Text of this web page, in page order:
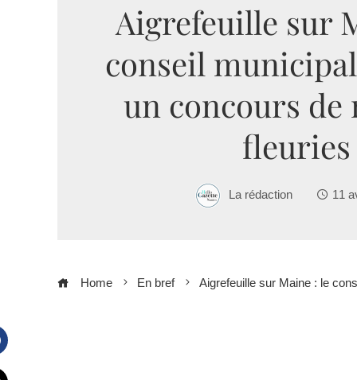
Aigrefeuille sur
conseil
un concours de
fleuries
La rédaction 11
Home En bref Aigrefeuille sur Maine : le